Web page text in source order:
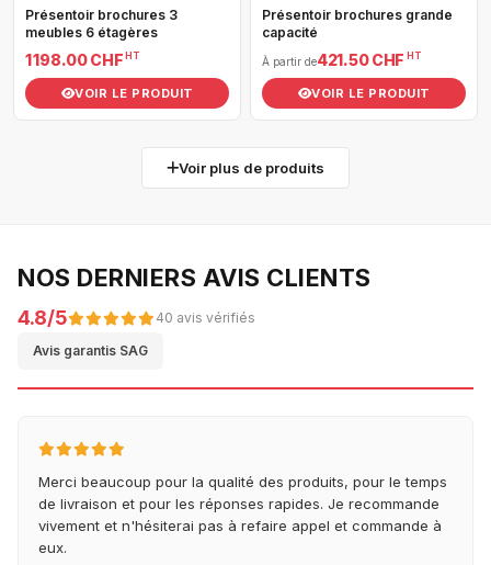
Présentoir brochures 3
meubles 6 étagères
1 198.00 CHF HT
VOIR LE PRODUIT
Présentoir brochures grande
capacité
À partir de421.50 CHF HT
VOIR LE PRODUIT
Voir plus de produits
NOS DERNIERS AVIS CLIENTS
4.8/5 40 avis vérifiés
Avis garantis SAG
Merci beaucoup pour la qualité des produits, pour le temps
de livraison et pour les réponses rapides. Je recommande
vivement et n'hésiterai pas à refaire appel et commande à
eux.